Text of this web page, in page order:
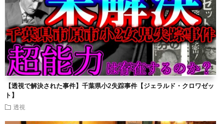
【透視で解決された事件】千葉県小2失踪事件【ジェラルド・クロワゼッ
ト】
透視